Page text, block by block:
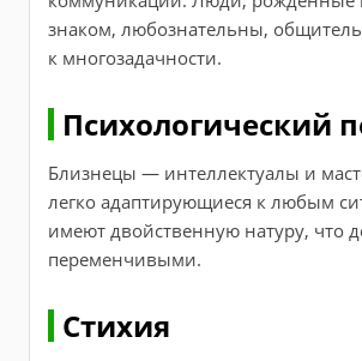
знаком, любознательны,
к многозадачности.
Психологический
Близнецы — интеллектуалы и
легко адаптирующиеся к любым
имеют двойственную натуру, что
переменчивыми.
Стихия